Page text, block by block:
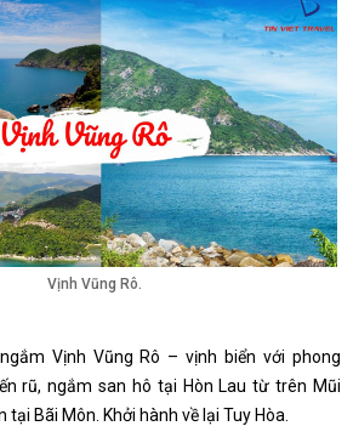
Vịnh Vũng Rô.
Vịnh Vũng Rô – vịnh biển với phong
rũ, ngắm san hô tại Hòn Lau từ trên Mũi
Bãi Môn. Khởi hành về lại Tuy Hòa.